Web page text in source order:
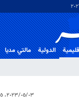
الدولية مالتي مدیا
٠٣‏/٠٥‏/٢٠٢٣، ١٠:٢٥ م